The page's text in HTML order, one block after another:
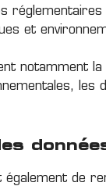
et
notamment
de